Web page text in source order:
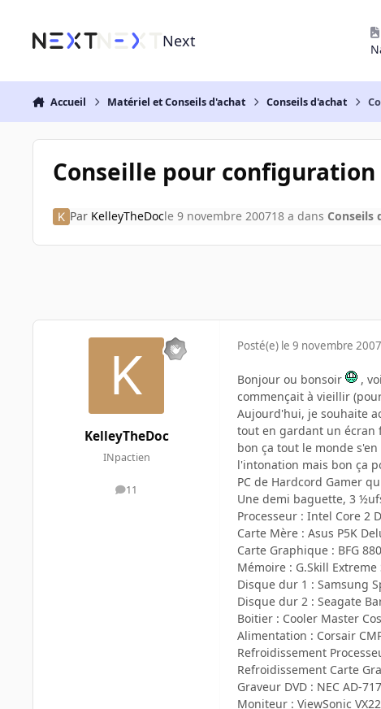
Next
Accueil Matériel et Conseils d'achat Conseils d'achat
Conseille pour
Par KelleyTheDocle 9 novembre 200718 a dans Conseils
KelleyTheDoc
INpactien
11
messages
Posté(e) le 9 novembre 2007
Bonjour ou bonsoir
,
commençait à vieillir
Aujourd'hui, je souhaite
tout en gardant un écran
bon ça tout le monde
l'intonation mais bon ça
PC de Hardcord Gamer
Une demi baguette, 3
Processeur : Intel Core 2
Carte Mère : Asus P5K
Carte Graphique : BFG
Mémoire : G.Skill Extreme
Disque dur 1 : Samsung
Disque dur 2 : Seagate
Boitier : Cooler Master
Alimentation : Corsair
Refroidissement
Refroidissement Carte
Graveur DVD : NEC AD-
Moniteur : ViewSonic